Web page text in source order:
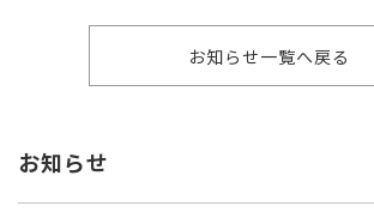
お知らせ一覧へ戻る
お知らせ